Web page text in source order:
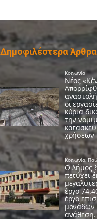
Δημοφιλέστερα Άρθρα